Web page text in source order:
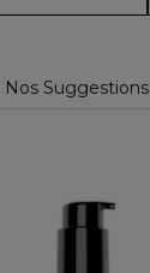
Nos Suggestions